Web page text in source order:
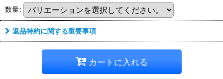
数量:
返品特約に関する重要事項
カートに入れる